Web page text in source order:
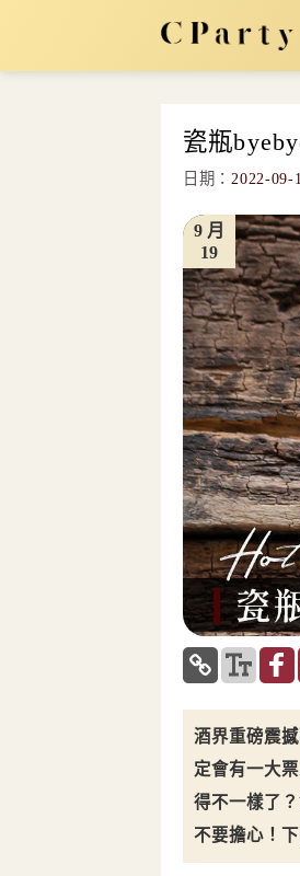
content
瓷瓶
日期： 2022-09-
19
9 月
酒界重磅震
定會有一大
得不一樣了
不要擔心！